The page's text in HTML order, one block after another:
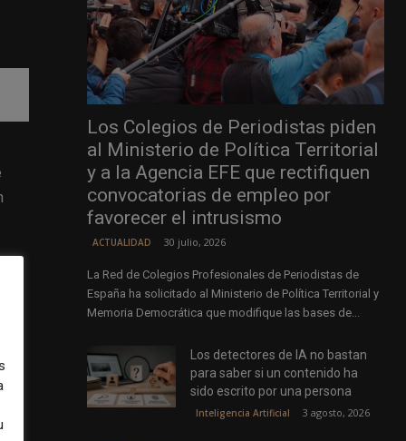
Los Colegios de Periodistas piden
al Ministerio de Política Territorial
y a la Agencia EFE que rectifiquen
convocatorias de empleo por
favorecer el intrusismo
ACTUALIDAD 30 julio, 2026
La Red de Colegios Profesionales de Periodistas de
España ha solicitado al Ministerio de Política Territorial y
Memoria Democrática que modifique las bases de...
Los detectores de IA no bastan
para saber si un contenido ha
sido escrito por una persona
Inteligencia Artificial 3 agosto, 2026